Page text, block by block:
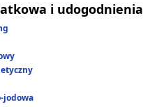
i udogodnienia
jodowa